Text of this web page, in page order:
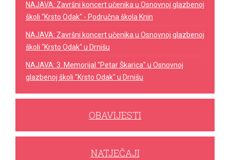
NAJAVA: Završni koncert učenika u Osnovnoj glazbenoj
školi "Krsto Odak" - Područna škola Knin
NAJAVA: Završni koncert učenika u Osnovnoj glazbenoj
školi "Krsto Odak" u Drnišu
NAJAVA: 3. Memorijal "Petar Škarica" u Osnovnoj
glazbenoj školi "Krsto Odak" u Drnišu
OBAVIJESTI
NATJEČAJI